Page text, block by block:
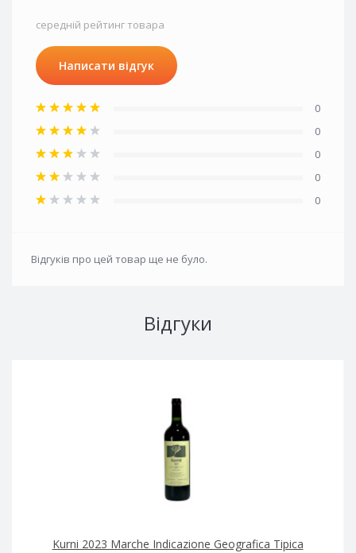
середній рейтинг товара
Написати відгук
0
0
0
0
0
Відгуків про цей товар ще не було.
Відгуки
Kurni 2023 Marche Indicazione Geografica Tipica